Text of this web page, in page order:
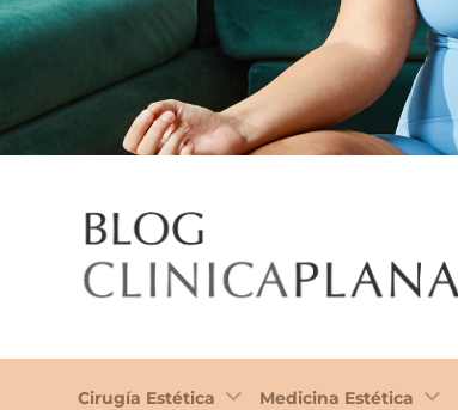
Cirugía Estética Medicina Estética